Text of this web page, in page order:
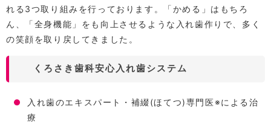
れる3つ取り組みを行っております。「かめる」はもちろ
ん、「全身機能」をも向上させるような入れ歯作りで、多く
の笑顔を取り戻してきました。
くろさき歯科安心入れ歯システム
入れ歯のエキスパート・補綴(ほてつ)専門医※による治
療